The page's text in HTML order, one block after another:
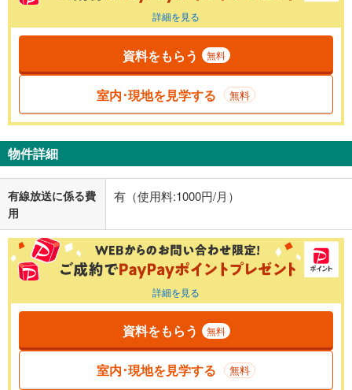
詳細を見る
資料をもらう 無料
室内･現地を見学する 無料
物件詳細
有線放送に係る費
用
有（使用料:1000円/月）
詳細を見る
資料をもらう 無料
室内･現地を見学する 無料